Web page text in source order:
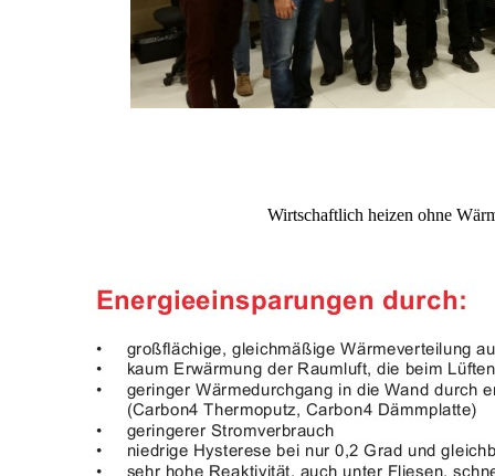
Wirtschaftlich heizen ohne